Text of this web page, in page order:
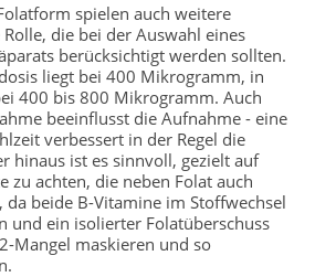
spielen auch weitere
die bei der Auswahl eines
berücksichtigt werden sollten.
liegt bei 400 Mikrogramm, in
400 bis 800 Mikrogramm. Auch
beeinflusst die Aufnahme - eine
verbessert in der Regel die
hinaus ist es sinnvoll, gezielt auf
zu achten, die neben Folat auch
beide B-Vitamine im Stoffwechsel
und ein isolierter Folatüberschuss
Mangel maskieren und so